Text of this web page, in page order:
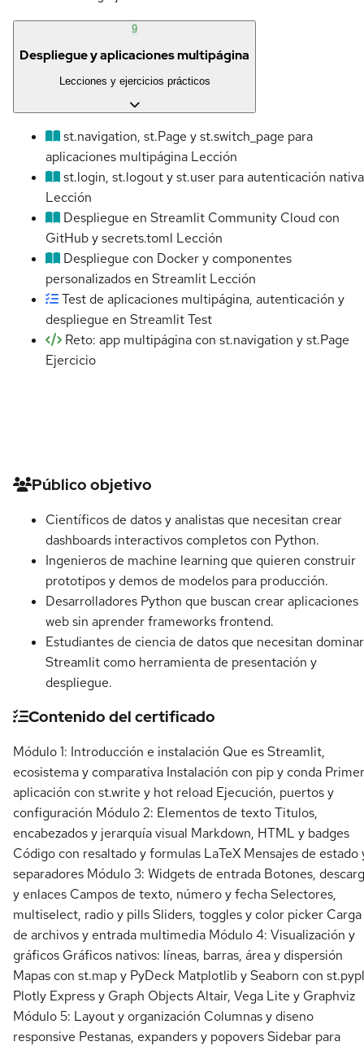
9
Despliegue y aplicaciones multipágina
Lecciones y ejercicios prácticos
st.navigation, st.Page y st.switch_page para
aplicaciones multipágina Lección
st.login, st.logout y st.user para autenticación nativa
Lección
Despliegue en Streamlit Community Cloud con
GitHub y secrets.toml Lección
Despliegue con Docker y componentes
personalizados en Streamlit Lección
Test de aplicaciones multipágina, autenticación y
despliegue en StreamlitTest
Reto: app multipágina con st.navigation y st.Page
Ejercicio
Detalles del curso
Público objetivo
Científicos de datos y analistas que necesitan crear
dashboards interactivos completos con Python.
Ingenieros de machine learning que quieren construir
prototipos y demos de modelos para producción.
Desarrolladores Python que buscan crear aplicaciones
web sin aprender frameworks frontend.
Estudiantes de ciencia de datos que necesitan dominar
Streamlit como herramienta de presentación y
despliegue.
Contenido del certificado
Módulo 1: Introducción e instalación Que es Streamlit,
ecosistema y comparativa Instalación con pip y conda
aplicación con st.write y hot reload Ejecución, puertos y
configuración Módulo 2: Elementos de texto Titulos,
encabezados y jerarquía visual Markdown, HTML y badges
Código con resaltado y formulas LaTeX Mensajes de estado
separadores Módulo 3: Widgets de entrada Botones,
y enlaces Campos de texto, número y fecha Selectores,
multiselect, radio y pills Sliders, toggles y color picker Carga
de archivos y entrada multimedia Módulo 4: Visualización y
gráficos Gráficos nativos: líneas, barras, área y dispersión
Mapas con st.map y PyDeck Matplotlib y Seaborn con
Plotly Express y Graph Objects Altair, Vega Lite y Graphviz
Módulo 5: Layout y organización Columnas y diseno
responsive Pestanas, expanders y popovers Sidebar para